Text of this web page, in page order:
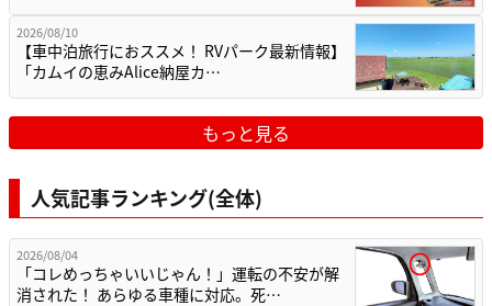
2026/08/10
【車中泊旅行におススメ！ RVパーク最新情報】
「カムイの恵みAlice納屋カ…
もっと見る
人気記事ランキング(全体)
2026/08/04
「コレめっちゃいいじゃん！」運転の不安が解
消された！ あらゆる車種に対応。死…